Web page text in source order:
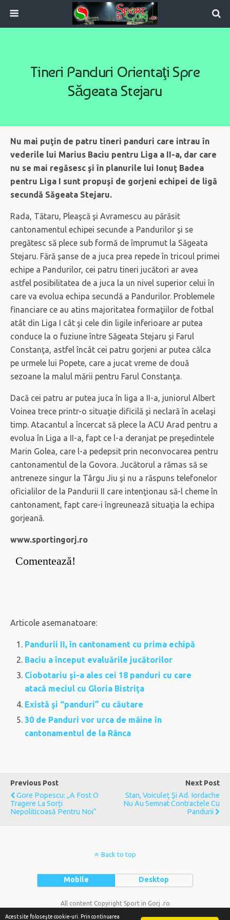
Tineri Panduri Orientaţi Spre
Săgeata Stejaru
Nu mai puţin de patru tineri panduri care intrau în
vederile lui Marius Baciu pentru Liga a II-a, dar care
nu se mai regăsesc şi în planurile lui Ionuţ Badea
pentru Liga I sunt propuşi de gorjeni echipei de ligă
secundă Săgeata Stejaru.
Rada, Tătaru, Pleaşcă şi Avramescu au părăsit
cantonamentul echipei secunde a Pandurilor şi se
pregătesc să plece sub formă de împrumut la Săgeata
Stejaru. Fără şanse de a juca prea repede în tricoul primei
echipe a Pandurilor, cei patru tineri jucători ar avea
astfel posibilitatea de a juca la un nivel superior celui în
care va evolua echipa secundă a Pandurilor. Problemele
financiare ce au atins majoritatea formaţiilor de fotbal
atât din Liga I cât şi cele din ligile inferioare ar putea
conduce la o fuziune între Săgeata Stejaru şi Farul
Constanţa, astfel încât cei patru gorjeni ar putea călca
pe urmele lui Popete, care a jucat vreme de două
sezoane la malul mării pentru Farul Constanţa.
Dacă cei patru ar putea juca în liga a II-a, juniorul Albert
Voinea trece printr-o situaţie dificilă şi neclară în acelaşi
timp. Atacantul a încercat să plece la ACU Arad pentru a
evolua în Liga a II-a, fapt ce l-a deranjat pe preşedintele
Marin Golea, care l-a pedepsit prin neconvocarea pentru
cantonamentul de la Govora. Jucătorul a rămas să se
antreneze singur la Târgu Jiu şi nu a răspuns telefonelor
oficialilor de la Pandurii II care intenţionau să-l cheme în
cantonament, fapt care-i îngreunează situaţia la echipa
gorjeană.
www.sportingorj.ro
Comentează!
Articole asemanatoare:
Pandurii II, în cantonament cu prima echipă
Baciu a început evaluările jucătorilor
Ciobotariu şi-a ales cei 18 panduri cu care
atacă meciul cu Gloria Bistriţa
Există şi “panduri” cu căutare
30 de Panduri vor urca de mâine în
cantonamentul de la Rânca
Previous Post
Gore Popescu: „A Fost O
Tragere La Sorţi
Nepoliticoasă Pentru Noi”
Next Post
Stan, Voiculeţ Şi Ad. Iordache
Nu Au Semnat Contractele Cu
Pandurii
Back to top
Mobile Desktop
All content Copyright Sport in Gorj .ro
Acest site foloseşte cookie-uri. Prin continuarea